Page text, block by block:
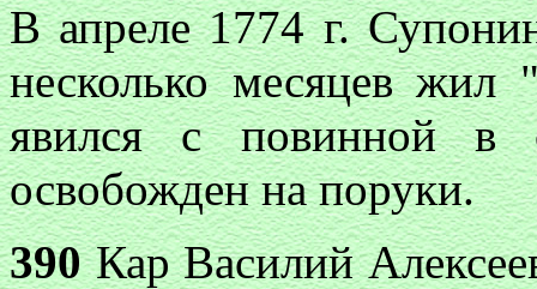
В апреле 1774 г.
несколько месяцев жил
явился с повинной в
освобожден на поруки.
390Кар Василий